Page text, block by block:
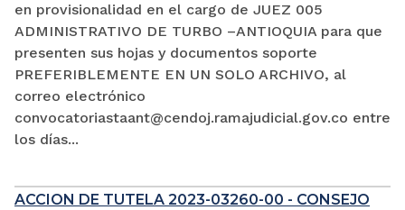
en provisionalidad en el cargo de JUEZ 005
ADMINISTRATIVO DE TURBO –ANTIOQUIA para que
presenten sus hojas y documentos soporte
PREFERIBLEMENTE EN UN SOLO ARCHIVO, al
correo electrónico
convocatoriastaant@cendoj.ramajudicial.gov.co entre
los días...
ACCION DE TUTELA 2023-03260-00 - CONSEJO